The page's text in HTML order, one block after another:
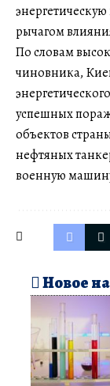
рычагом
По словам
чиновника,
успешных
объектов
нефтяных
военную
Новое